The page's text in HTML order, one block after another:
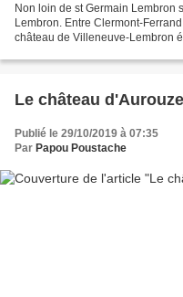
Non loin de st Germain Lembron
Lembron. Entre Clermont-
château de Villeneuve-Lembron
Le château d'Aurouze
Publié le 29/10/2019 à 07:35
Par Papou Poustache